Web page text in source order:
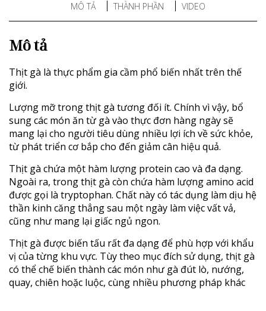
MÔ TẢ THÀNH PHẦN VIDEO
Mô tả
Thịt gà là thực phẩm gia cầm phổ biến nhất trên thế
giới.
Lượng mỡ trong thịt gà tương đối ít. Chính vì vậy, bổ
sung các món ăn từ gà vào thực đơn hàng ngày sẽ
mang lại cho người tiêu dùng nhiều lợi ích về sức khỏe,
từ phát triển cơ bắp cho đến giảm cân hiệu quả.
Thịt gà chứa một hàm lượng protein cao và đa dạng.
Ngoài ra, trong thịt gà còn chứa hàm lượng amino acid
được gọi là tryptophan. Chất này có tác dụng làm dịu hệ
thần kinh căng thẳng sau một ngày làm việc vất vả,
cũng như mang lại giấc ngủ ngon.
Thịt gà được biến tấu rất đa dạng để phù hợp với khẩu
vị của từng khu vực. Tùy theo mục đích sử dụng, thịt gà
có thể chế biến thành các món như gà đút lò, nướng,
quay, chiên hoặc luộc, cùng nhiều phương pháp khác